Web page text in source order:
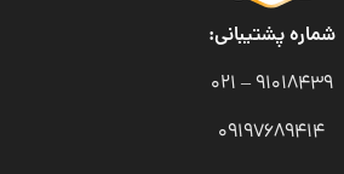
شماره پشتیبانی:
91018439 – 021
09197689414